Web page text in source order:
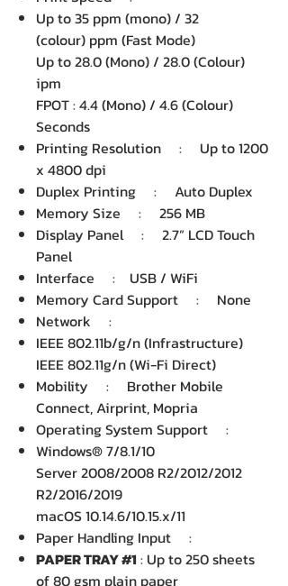
Up to 35 ppm (mono) / 32
(colour) ppm (Fast Mode)
Up to 28.0 (Mono) / 28.0 (Colour)
ipm
FPOT : 4.4 (Mono) / 4.6 (Colour)
Seconds
Printing Resolution : Up to 1200
x 4800 dpi
Duplex Printing : Auto Duplex
Memory Size : 256 MB
Display Panel : 2.7” LCD Touch
Panel
Interface : USB / WiFi
Memory Card Support : None
Network :
IEEE 802.11b/g/n (Infrastructure)
IEEE 802.11g/n (Wi-Fi Direct)
Mobility : Brother Mobile
Connect, Airprint, Mopria
Operating System Support :
Windows® 7/8.1/10
Server 2008/2008 R2/2012/2012
R2/2016/2019
macOS 10.14.6/10.15.x/11
Paper Handling Input :
PAPER TRAY #1: Up to 250 sheets
of 80 gsm plain paper